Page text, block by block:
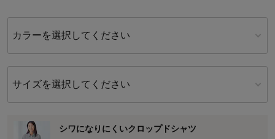
カラーを選択してください
サイズを選択してください
シワになりにくいクロップドシャツ